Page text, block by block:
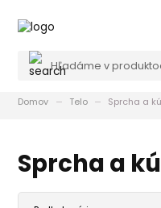
Domov Telo Sprcha a
Sprcha a